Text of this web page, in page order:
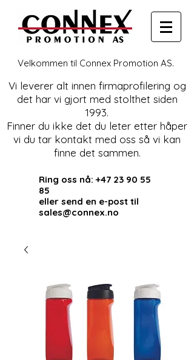
Velkommen til Connex Promotion AS.
Vi leverer alt innen firmaprofilering og
det har vi gjort med stolthet siden
1993.
Finner du ikke det du leter etter håper
vi du tar kontakt med oss så vi kan
finne det sammen.
Ring oss nå:+47 23 90 55
85
eller send en e-post til
sales@connex.no